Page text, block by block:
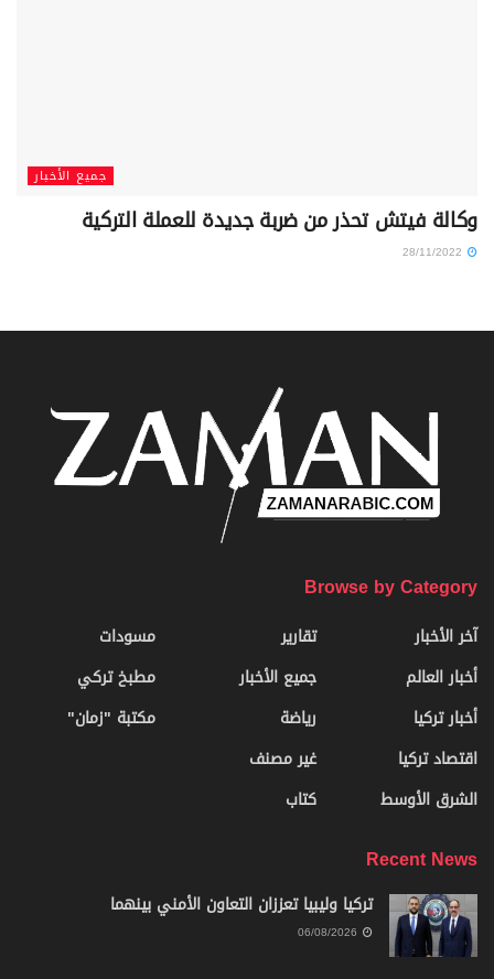
جميع الأخبار
وكالة فيتش تحذر من ضربة جديدة للعملة التركية
Browse by Category
آخر الأخبار
أخبار العالم
أخبار تركيا
اقتصاد تركيا
الشرق الأوسط
تقارير
جميع الأخبار
رياضة
غير مصنف
كتاب
مسودات
مطبخ تركي
مكتبة "زمان"
Recent News
تركيا وليبيا تعززان التعاون الأمني بينهما